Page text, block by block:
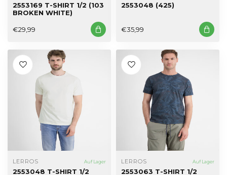
2553169 T-SHIRT 1/2 (103
BROKEN WHITE)
€29,99
2553048 (425)
€35,99
LERROS Auf Lager
2553048 T-SHIRT 1/2
LERROS Auf Lager
2553063 T-SHIRT 1/2